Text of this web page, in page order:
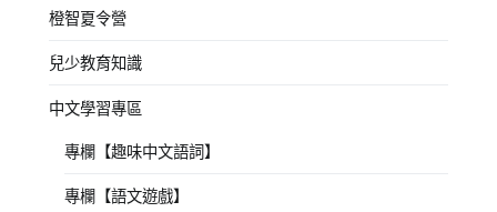
橙智夏令營
兒少教育知識
中文學習專區
專欄【趣味中文語詞】
專欄【語文遊戲】